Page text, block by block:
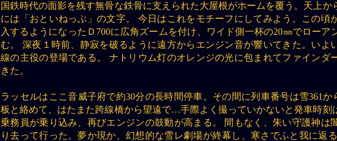
国鉄時代の面影を残す無骨な鉄骨に支えられた大屋根がホームを覆う。天上か
には「おといねっぷ」の文字。 今日はこれをモチーフにしてみよう。この頃
入するようになったＤ700に広角ズームを付け、ワイド側一杯の20㎜でローア
む。 深夜１時前、静寂を破るように遠方からエンジン音が響いてきた。いよ
線の主役の登場である。 ナトリウム灯のオレンジの光に包まれてファインダ
きた。
ラッセルはここ音威子府で約30分の長時間停車。その間に列車番号は雪361か
板と絡めて、はたまた跨線橋から望遠で…手際よく撮っていかないと発車時刻
乗務員が乗り込み、再びエンジンの鼓動が高まる。 間もなく、朱い守護神は
り去って行った。夢か現か、幻想的な雪レ劇場が終幕し、寒さでふと我に返